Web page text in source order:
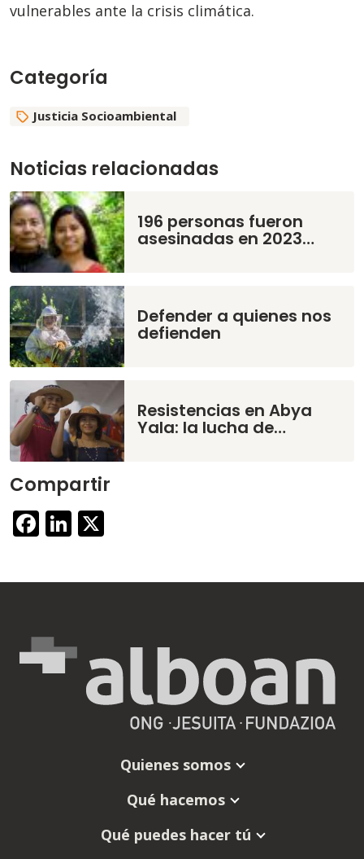
vulnerables ante la crisis climática.
Categoría
Justicia Socioambiental
Noticias relacionadas
196 personas fueron
asesinadas en 2023…
Defender a quienes nos
defienden
Resistencias en Abya
Yala: la lucha de…
Compartir
Facebook
LinkedIn
Quienes somos
Qué hacemos
Qué puedes hacer tú